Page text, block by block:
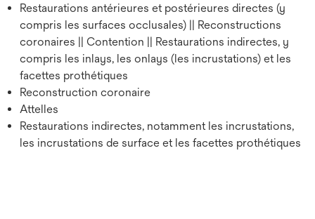
Restaurations antérieures et postérieures directes (y
compris les surfaces occlusales) || Reconstructions
coronaires || Contention || Restaurations indirectes, y
compris les inlays, les onlays (les incrustations) et les
facettes prothétiques
Reconstruction coronaire
Attelles
Restaurations indirectes, notamment les incrustations,
les incrustations de surface et les facettes prothétiques